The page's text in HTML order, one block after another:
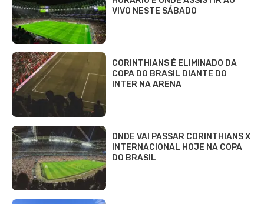
VIVO NESTE SÁBADO
CORINTHIANS É ELIMINADO DA
COPA DO BRASIL DIANTE DO
INTER NA ARENA
ONDE VAI PASSAR CORINTHIANS X
INTERNACIONAL HOJE NA COPA
DO BRASIL